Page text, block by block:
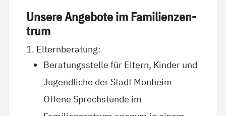
Un­se­re An­ge­bo­te im Fa­mi­li­en­zen­
trum
1. Elternberatung:
Beratungsstelle für Eltern, Kinder und
Jugendliche der Stadt Monheim
Offene Sprechstunde im